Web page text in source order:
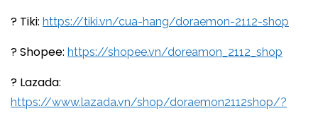
? Tiki: https://tiki.vn/cua-hang/doraemon-2112-shop
? Shopee: https://shopee.vn/doreamon_2112_shop
? Lazada:
https://www.lazada.vn/shop/doraemon2112shop/?